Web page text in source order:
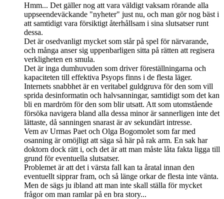
Hmm... Det gäller nog att vara väldigt vaksam rörande alla
uppseendeväckande "nyheter" just nu, och man gör nog bäst i
att samtidigt vara försiktigt återhållsam i sina slutsatser runt
dessa.
Det är osedvanligt mycket som står på spel för närvarande,
och många anser sig uppenbarligen sitta på rätten att regisera
verkligheten en smula.
Det är inga dumhuvuden som driver föreställningarna och
kapaciteten till effektiva Psyops finns i de flesta läger.
Internets snabbhet är en veritabel guldgruva för den som vill
sprida desinformatin och halvsanningar, samtidigt som det kan
bli en mardröm för den som blir utsatt. Att som utomstående
försöka navigera bland alla dessa minor är sannerligen inte det
lättaste, då sanningen snarast är av sekundärt intresse.
Vem av Urmas Paet och Olga Bogomolet som far med
osanning är omöjligt att säga så här på rak arm. En sak har
doktorn dock rätt i, och det är att man måste låta fakta ligga till
grund för eventuella slutsatser.
Problemet är att det i värsta fall kan ta åratal innan den
eventuellt sipprar fram, och så länge orkar de flesta inte vänta.
Men de sägs ju ibland att man inte skall ställa för mycket
frågor om man ramlar på en bra story...